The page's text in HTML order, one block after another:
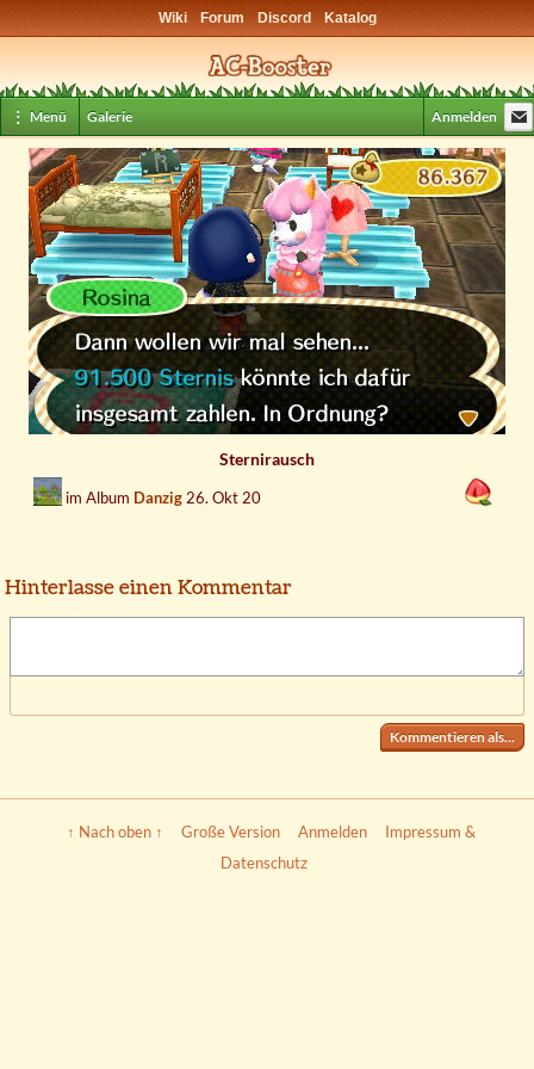
Wiki Forum Discord Katalog
⋮ Menü Galerie Anmelden
Sternirausch
im Album Danzig 26. Okt 20
Hinterlasse einen Kommentar
Kommentieren als...
↑ Nach oben ↑ Große Version Anmelden
Impressum &
Datenschutz